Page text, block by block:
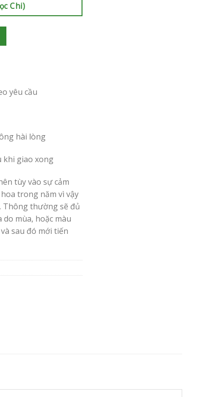
Chi)
yêu cầu
hài lòng
khi giao xong
tùy vào sự cảm
trong năm vì vậy
Thông thường sẽ đủ
mùa, hoặc màu
sau đó mới tiến